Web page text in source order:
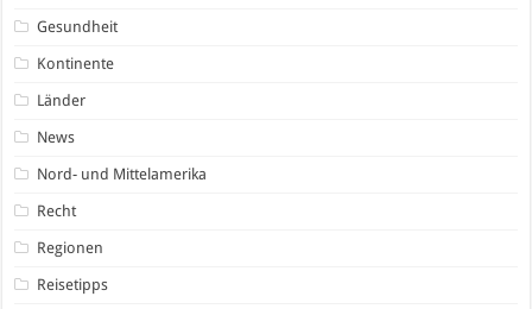
Gesundheit
Kontinente
Länder
News
Nord- und Mittelamerika
Recht
Regionen
Reisetipps